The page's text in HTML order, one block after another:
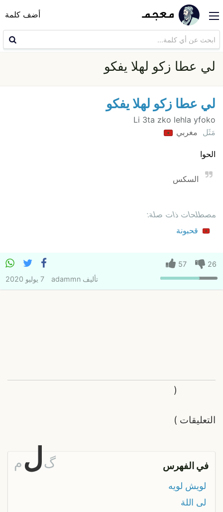
أضف كلمة
لي عطا زكو لهلا يفكو
لي عطا زكو لهلا يفكو
Li 3ta zko lehla yfoko
مَثَل مغربي
الحوا
السكس
مصطلحات ذات صلة:
قحبونة
26
57
تأليفadammn 7 يوليو 2020
التعليقات
(
)
في الفهرس گل م
لويش لويه
لى اللة